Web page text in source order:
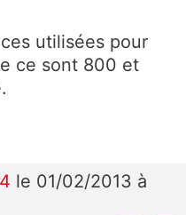
utilisées pour
ce sont 800 et
le 01/02/2013 à